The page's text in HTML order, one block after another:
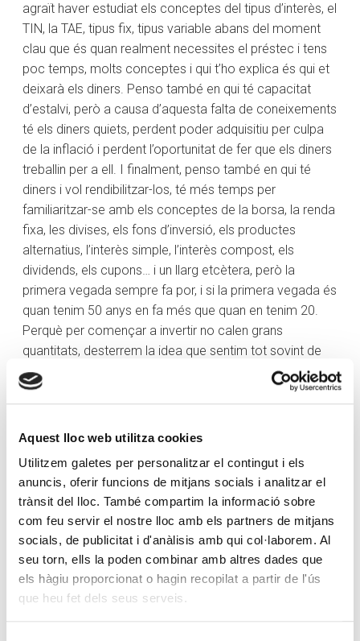
Aquest lloc web utilitza cookies
Utilitzem galetes per personalitzar el contingut i els
anuncis, oferir funcions de mitjans socials i analitzar el
trànsit del lloc. També compartim la informació sobre
com feu servir el nostre lloc amb els partners de mitjans
socials, de publicitat i d'anàlisis amb qui col·laborem. Al
seu torn, ells la poden combinar amb altres dades que
els hàgiu proporcionat o hagin recopilat a partir de l'ús
que heu fet dels seus serveis.
agraït haver estudiat els conceptes del tipus d’interès, el
TIN, la TAE, tipus fix, tipus variable abans del moment
clau que és quan realment necessites el préstec i tens
poc temps, molts conceptes i qui t’ho explica és qui et
deixarà els diners. Penso també en qui té capacitat
d’estalvi, però a causa d’aquesta falta de coneixements
té els diners quiets, perdent poder adquisitiu per culpa
de la inflació i perdent l’oportunitat de fer que els diners
treballin per a ell. I finalment, penso també en qui té
diners i vol rendibilitzar-los, té més temps per
familiaritzar-se amb els conceptes de la borsa, la renda
fixa, les divises, els fons d’inversió, els productes
alternatius, l’interès simple, l’interès compost, els
dividends, els cupons… i un llarg etcètera, però la
primera vegada sempre fa por, i si la primera vegada és
quan tenim 50 anys en fa més que quan en tenim 20.
Perquè per començar a invertir no calen grans
quantitats, desterrem la idea que sentim tot sovint de
“quan tingui diners ja invertiré”. No, és justament a la
inversa: per tenir diners hem d’invertir.
l’economia és quelcom que ens afecta a tots, perquè
tots vivim en una societat on els diners són un element
comú, uns els utilitzaran per a unes coses i els altres,
per a unes altres coses. Però tots hem de saber
utilitzar-los perquè, al cap i a la fi, són un mitjà, no un fi
en si mateix. És important també que tinguem sempre
això en ment, hem de desmitificar els diners. Ens
serveixen i ens han d’ajudar, no hem de treballar
nosaltres per a ells sinó ells per a nosaltres perquè en si